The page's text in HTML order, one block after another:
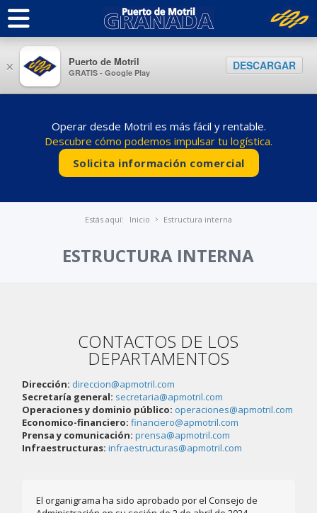
Operar desde Motril es más fácil y rentable.
Descubre cómo podemos impulsar tu logística.
Solicita información comercial
Estás aquí: Inicio Estructura interna
ESTRUCTURA INTERNA
CONTACTOS DE LOS
DEPARTAMENTOS
Dirección: direccion@apmotril.com
Secretaría general: secretaria@apmotril.com
Operaciones y dominio público: operaciones@apmotril.com
Economico-financiero: financiero@apmotril.com
Prensa y comunicación: prensa@apmotril.com
Infraestructuras: infraestructuras@apmotril.com
El organigrama ha sido aprobado por el Consejo de
× Puerto de Motril
GRATIS - Google Play
DESCARGAR